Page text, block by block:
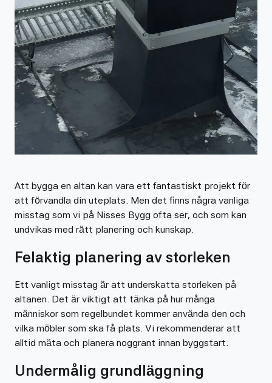
Att bygga en altan kan vara ett fantastiskt projekt för
att förvandla din uteplats. Men det finns några vanliga
misstag som vi på Nisses Bygg ofta ser, och som kan
undvikas med rätt planering och kunskap.
Felaktig planering av storleken
Ett vanligt misstag är att underskatta storleken på
altanen. Det är viktigt att tänka på hur många
människor som regelbundet kommer använda den och
vilka möbler som ska få plats. Vi rekommenderar att
alltid mäta och planera noggrant innan byggstart.
Undermålig grundläggning